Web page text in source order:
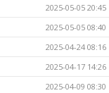
2025-05-05 20:45
2025-05-05 08:40
2025-04-24 08:16
2025-04-17 14:26
2025-04-09 08:30